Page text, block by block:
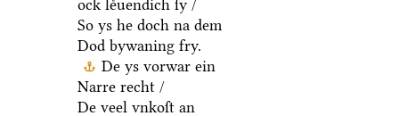
ock leͤuendich ſy /
So ys he doch na dem
Dod bywaning fry.
De ys vorwar ein
Narre recht /
De veel vnkoſt an